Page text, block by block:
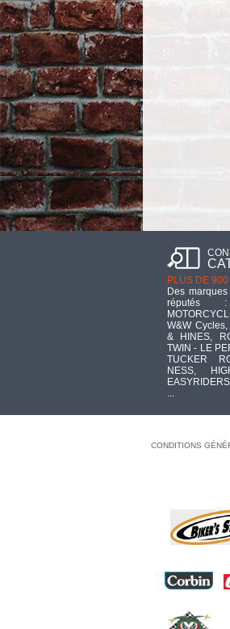
PLUS DE
Des
réputés :
W&W
& HINES,
TWIN - LE
TUCKER
NESS,
...
CONDITIONS